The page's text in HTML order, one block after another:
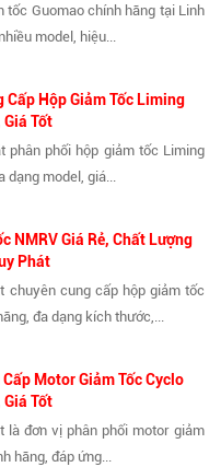
tốc Guomao chính hãng tại Linh
model, hiệu...
Cấp Hộp Giảm Tốc Liming
Tốt
phân phối hộp giảm tốc Liming
dạng model, giá...
NMRV Giá Rẻ, Chất Lượng
Phát
chuyên cung cấp hộp giảm tốc
đa dạng kích thước,...
Motor Giảm Tốc Cyclo
Tốt
là đơn vị phân phối motor giảm
hãng, đáp ứng...